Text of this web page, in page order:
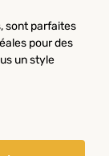
sont parfaites
pour des
un style